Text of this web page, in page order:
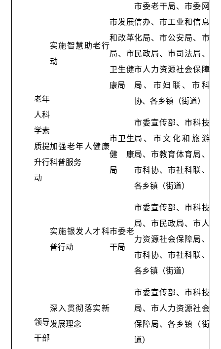
老年
人科
学素
质提
升行
动
实施智慧助老行
动
市发展
和改革
局、市
卫生健
康局
市委老干局、市委网
信办、市工业和信息
化局、市公安局、市
民政局、市司法局、
市人力资源社会保障
局、市妇联、市科
协、各乡镇（街道）
加强老年人健康
科普服务
市卫生
健康
局
市委宣传部、市科技
局、市文化和旅游
局、市教育体育局、
市科协、市社科联、
各乡镇（街道）
实施银发人才科
普行动
市委老
干局
市委宣传部、市科技
局、市民政局、市人
力资源社会保障局、
市科协、市社科联、
各乡镇（街道）
领导
干部
深入贯彻落实新
发展理念
市委宣传部、市科技
局、市人力资源社会
保障局、各乡镇（街
道）